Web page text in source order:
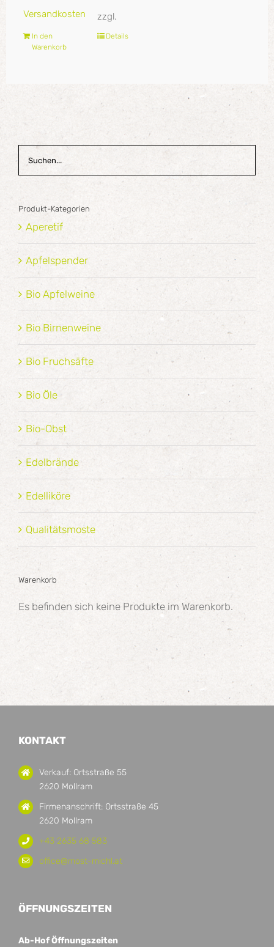
zzgl.
Versandkosten
In den
Warenkorb
Details
Produkt-Kategorien
Aperetif
Apfelspender
Bio Apfelweine
Bio Birnenweine
Bio Fruchsäfte
Bio Öle
Bio-Obst
Edelbrände
Edelliköre
Qualitätsmoste
Warenkorb
Es befinden sich keine Produkte im Warenkorb.
KONTAKT
Verkauf: Ortsstraße 55
2620 Mollram
Firmenanschrift: Ortsstraße 45
2620 Mollram
+43 2635 68 583
office@most-michl.at
ÖFFNUNGSZEITEN
Ab-Hof Öffnungszeiten